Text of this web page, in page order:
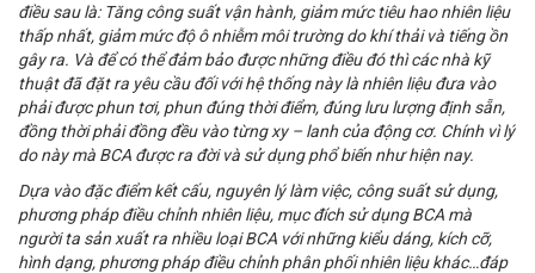
điều sau là: Tăng công suất vận hành, giảm mức tiêu hao nhiên liệu
thấp nhất, giảm mức độ ô nhiễm môi trường do khí thải và tiếng ồn
gây ra. Và để có thể đảm bảo được những điều đó thì các nhà kỹ
thuật đã đặt ra yêu cầu đối với hệ thống này là nhiên liệu đưa vào
phải được phun tơi, phun đúng thời điểm, đúng lưu lượng định sẵn,
đồng thời phải đồng đều vào từng xy – lanh của động cơ. Chính vì lý
do này mà BCA được ra đời và sử dụng phổ biến như hiện nay.
Dựa vào đặc điểm kết cấu, nguyên lý làm việc, công suất sử dụng,
phương pháp điều chỉnh nhiên liệu, mục đích sử dụng BCA mà
người ta sản xuất ra nhiều loại BCA với những kiểu dáng, kích cỡ,
hình dạng, phương pháp điều chỉnh phân phối nhiên liệu khác…đáp